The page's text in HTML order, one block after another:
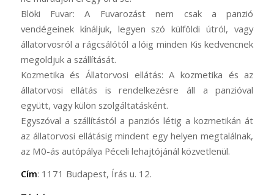
Blöki Fuvar: A Fuvarozást nem csak a panzió
vendégeinek kínáljuk, legyen szó külföldi útról, vagy
állatorvosról a rágcsálótól a lóig minden Kis kedvencnek
megoldjuk a szállítását.
Kozmetika és Állatorvosi ellátás: A kozmetika és az
állatorvosi ellátás is rendelkezésre áll a panzióval
együtt, vagy külön szolgáltatásként.
Egyszóval a szállítástól a panziós létig a kozmetikán át
az állatorvosi ellátásig mindent egy helyen megtalálnak,
az M0-ás autópálya Péceli lehajtójánál közvetlenül.
Cím: 1171 Budapest, Írás u. 12.